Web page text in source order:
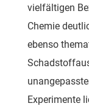
vielfältigen
Chemie
ebenso
Experimente